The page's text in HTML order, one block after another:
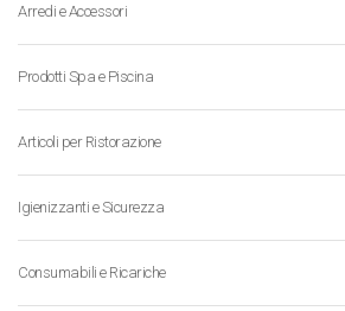
Arredi e Accessori
Prodotti Spa e Piscina
Articoli per Ristorazione
Igienizzanti e Sicurezza
Consumabili e Ricariche